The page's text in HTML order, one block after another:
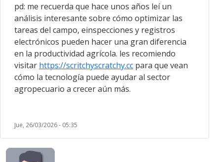
pd: me recuerda que hace unos años leí un
análisis interesante sobre cómo optimizar las
tareas del campo, einspecciones y registros
electrónicos pueden hacer una gran diferencia
en la productividad agrícola. les recomiendo
visitar https://scritchyscratchy.cc para que vean
cómo la tecnología puede ayudar al sector
agropecuario a crecer aún más.
Jue, 26/03/2026 - 05:35